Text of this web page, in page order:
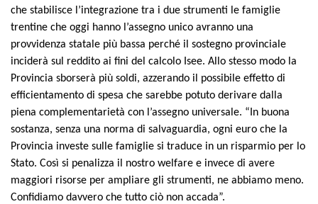
che stabilisce l’integrazione tra i due strumenti le famiglie
trentine che oggi hanno l’assegno unico avranno una
provvidenza statale più bassa perché il sostegno provinciale
inciderà sul reddito ai fini del calcolo Isee. Allo stesso modo la
Provincia sborserà più soldi, azzerando il possibile effetto di
efficientamento di spesa che sarebbe potuto derivare dalla
piena complementarietà con l’assegno universale. “In buona
sostanza, senza una norma di salvaguardia, ogni euro che la
Provincia investe sulle famiglie si traduce in un risparmio per lo
Stato. Così si penalizza il nostro welfare e invece di avere
maggiori risorse per ampliare gli strumenti, ne abbiamo meno.
Confidiamo davvero che tutto ciò non accada”.